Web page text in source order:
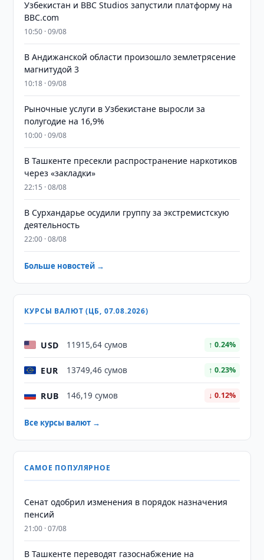
Узбекистан и BBC Studios запустили платформу на
BBC.com
10:50 · 09/08
В Андижанской области произошло землетрясение
магнитудой 3
10:18 · 09/08
Рыночные услуги в Узбекистане выросли за
полугодие на 16,9%
10:00 · 09/08
В Ташкенте пресекли распространение наркотиков
через «закладки»
22:15 · 08/08
В Сурхандарье осудили группу за экстремистскую
деятельность
22:00 · 08/08
Больше новостей →
КУРСЫ ВАЛЮТ (ЦБ, 07.08.2026)
USD 11915,64 сумов ↑ 0.24%
EUR 13749,46 сумов ↑ 0.23%
RUB 146,19 сумов ↓ 0.12%
Все курсы валют →
САМОЕ ПОПУЛЯРНОЕ
Сенат одобрил изменения в порядок назначения
пенсий
21:00 · 07/08
В Ташкенте переводят газоснабжение на